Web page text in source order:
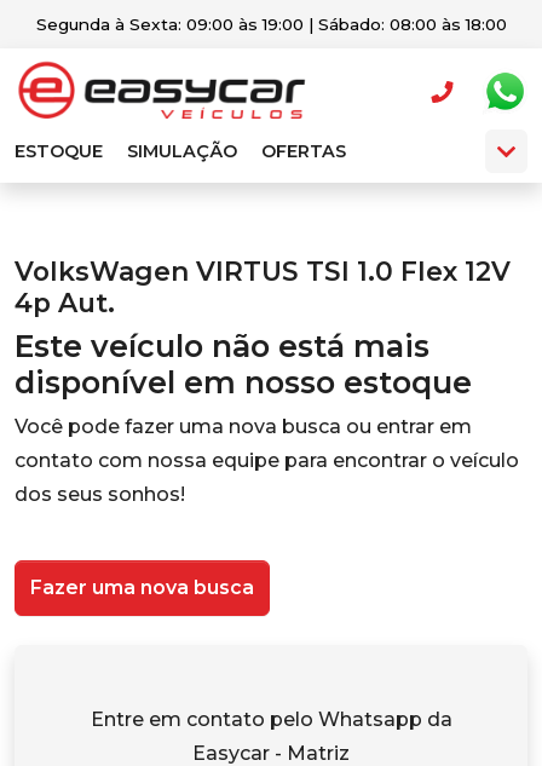
Segunda à Sexta: 09:00 às 19:00 | Sábado: 08:00 às 18:00
ESTOQUE SIMULAÇÃO OFERTAS
VolksWagen VIRTUS TSI 1.0 Flex 12V
4p Aut.
Este veículo não está mais
disponível em nosso estoque
Você pode fazer uma nova busca ou entrar em
contato com nossa equipe para encontrar o veículo
dos seus sonhos!
Fazer uma nova busca
Entre em contato pelo Whatsapp da
Easycar - Matriz